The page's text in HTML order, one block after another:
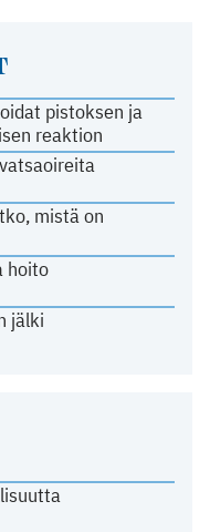
pistoksen ja
reaktion
mistä on
hoito
jälki